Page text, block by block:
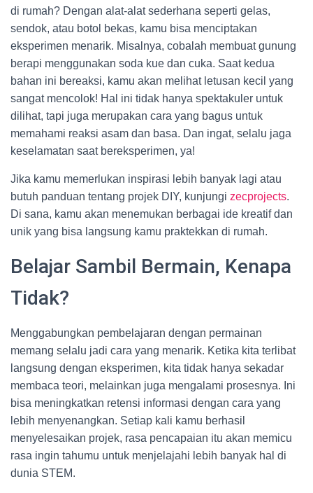
di rumah? Dengan alat-alat sederhana seperti gelas,
sendok, atau botol bekas, kamu bisa menciptakan
eksperimen menarik. Misalnya, cobalah membuat gunung
berapi menggunakan soda kue dan cuka. Saat kedua
bahan ini bereaksi, kamu akan melihat letusan kecil yang
sangat mencolok! Hal ini tidak hanya spektakuler untuk
dilihat, tapi juga merupakan cara yang bagus untuk
memahami reaksi asam dan basa. Dan ingat, selalu jaga
keselamatan saat bereksperimen, ya!
Jika kamu memerlukan inspirasi lebih banyak lagi atau
butuh panduan tentang projek DIY, kunjungi zecprojects.
Di sana, kamu akan menemukan berbagai ide kreatif dan
unik yang bisa langsung kamu praktekkan di rumah.
Belajar Sambil Bermain, Kenapa
Tidak?
Menggabungkan pembelajaran dengan permainan
memang selalu jadi cara yang menarik. Ketika kita terlibat
langsung dengan eksperimen, kita tidak hanya sekadar
membaca teori, melainkan juga mengalami prosesnya. Ini
bisa meningkatkan retensi informasi dengan cara yang
lebih menyenangkan. Setiap kali kamu berhasil
menyelesaikan projek, rasa pencapaian itu akan memicu
rasa ingin tahumu untuk menjelajahi lebih banyak hal di
dunia STEM.